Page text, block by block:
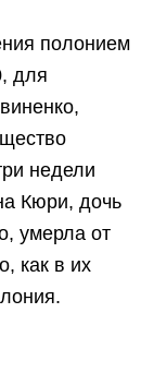
полонием
для
недели
Кюри, дочь
умерла от
как в их